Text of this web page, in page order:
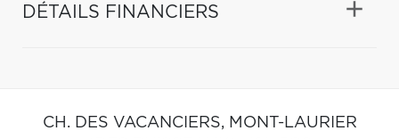
DÉTAILS FINANCIERS
CH. DES VACANCIERS, MONT-LAURIER